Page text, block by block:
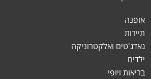
אופנה
תיירות
גאדג'טים ואלקטרוניקה
ילדים
בריאות ויופי